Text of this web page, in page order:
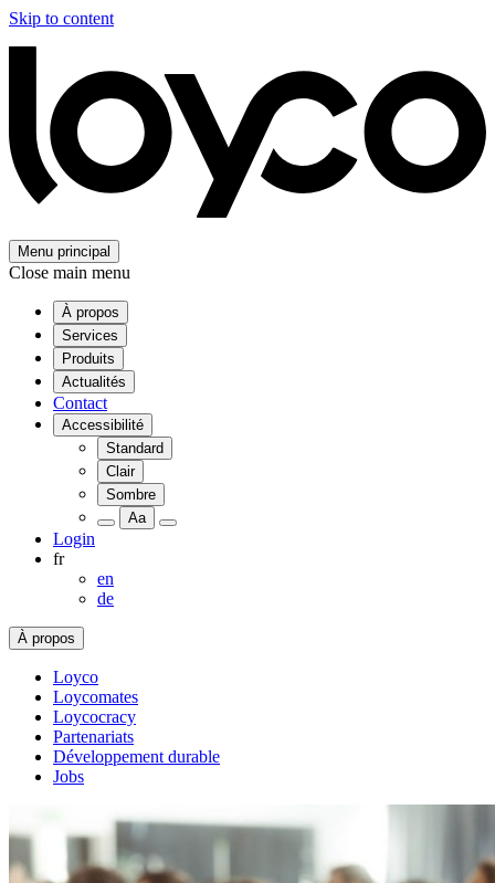
Skip to content
Menu principal
Close main menu
À propos
Services
Produits
Actualités
Contact
Accessibilité
Standard
Clair
Sombre
Aa
Login
fr
en
de
À propos
Loyco
Loycomates
Loycocracy
Partenariats
Développement durable
Jobs